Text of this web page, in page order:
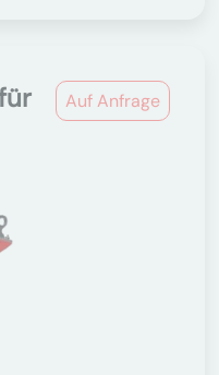
Auf Anfrage